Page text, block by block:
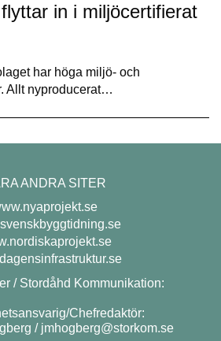
in i miljöcertifierat
har höga miljö- och
Allt nyproducerat…
ANDRA SITER
/ Stordåhd Kommunikation:
Chefredaktör:
/ jmhogberg@storkom.se